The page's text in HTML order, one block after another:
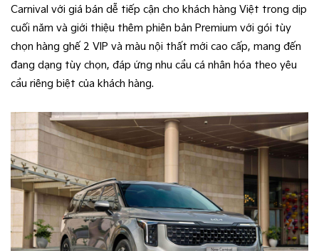
Carnival với giá bán dễ tiếp cận cho khách hàng Việt trong dịp
cuối năm và giới thiệu thêm phiên bản Premium với gói tùy
chọn hàng ghế 2 VIP và màu nội thất mới cao cấp, mang đến
đang dạng tùy chọn, đáp ứng nhu cầu cá nhân hóa theo yêu
cầu riêng biệt của khách hàng.